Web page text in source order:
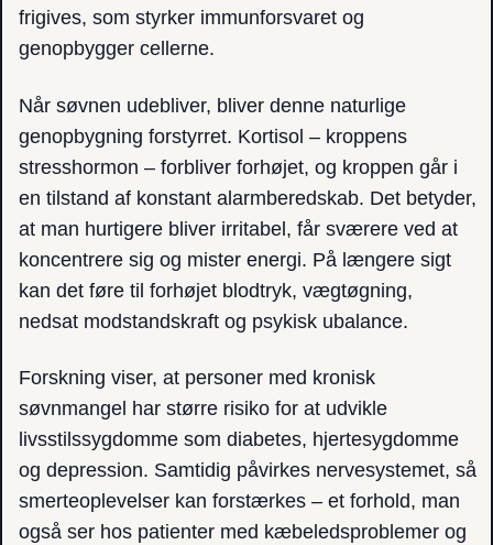
frigives, som styrker immunforsvaret og
genopbygger cellerne.
Når søvnen udebliver, bliver denne naturlige
genopbygning forstyrret. Kortisol – kroppens
stresshormon – forbliver forhøjet, og kroppen går i
en tilstand af konstant alarmberedskab. Det betyder,
at man hurtigere bliver irritabel, får sværere ved at
koncentrere sig og mister energi. På længere sigt
kan det føre til forhøjet blodtryk, vægtøgning,
nedsat modstandskraft og psykisk ubalance.
Forskning viser, at personer med kronisk
søvnmangel har større risiko for at udvikle
livsstilssygdomme som diabetes, hjertesygdomme
og depression. Samtidig påvirkes nervesystemet, så
smerteoplevelser kan forstærkes – et forhold, man
også ser hos patienter med kæbeledsproblemer og